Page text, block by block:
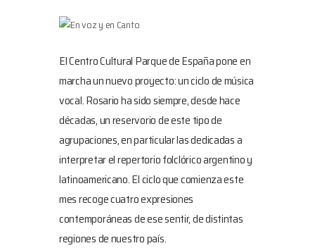
El Centro Cultural Parque de España pone en
marcha un nuevo proyecto: un ciclo de música
vocal. Rosario ha sido siempre, desde hace
décadas, un reservorio de este tipo de
agrupaciones, en particular las dedicadas a
interpretar el repertorio folclórico argentino y
latinoamericano. El ciclo que comienza este
mes recoge cuatro expresiones
contemporáneas de ese sentir, de distintas
regiones de nuestro país.